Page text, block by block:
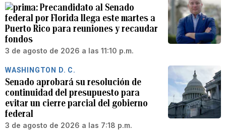
Precandidato al Senado
federal por Florida llega este martes a
Puerto Rico para reuniones y recaudar
fondos
3 de agosto de 2026 a las 11:10 p.m.
WASHINGTON D. C.
Senado aprobará su resolución de
continuidad del presupuesto para
evitar un cierre parcial del gobierno
federal
3 de agosto de 2026 a las 7:18 p.m.